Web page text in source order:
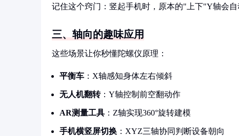
记住这个窍门：竖起手机时，原本的"上下"Y轴会自
三、轴向的趣味应用
这些场景让你秒懂陀螺仪原理：
平衡车 ：X轴感知身体左右倾斜
无人机翻转：Y轴控制前空翻动作
AR测量工具 ：Z轴实现360°旋转建模
手机横竖屏切换 ：XYZ三轴协同判断设备朝向